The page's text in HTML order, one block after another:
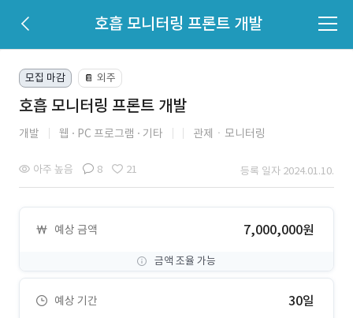
호흡 모니터링 프론트 개발
모집 마감 📔 외주
호흡 모니터링 프론트 개발
개발 웹 PC 프로그램 기타 관제ㆍ모니터링
아주 높음 8 21 등록 일자 2024.01.10.
예상 금액 7,000,000원
금액 조율 가능
예상 기간 30일